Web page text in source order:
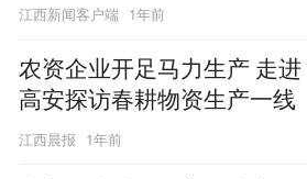
江西新闻客户端 1年前
农资企业开足马力生产 走进
高安探访春耕物资生产一线
江西晨报 1年前